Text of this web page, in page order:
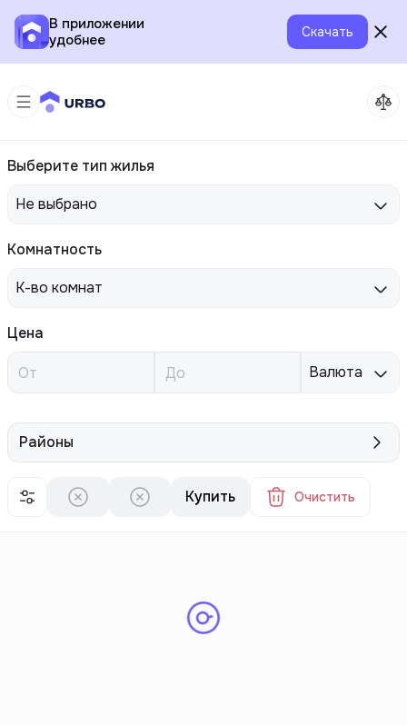
В приложении
удобнее
Скачать
Выберите тип жилья
Не выбрано
Комнатность
К-во комнат
Цена
Валюта
Районы
Купить Очистить